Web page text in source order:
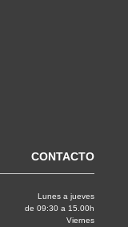
CONTACTO
Lunes a jueves
de 09:30 a 15.00h
Viernes